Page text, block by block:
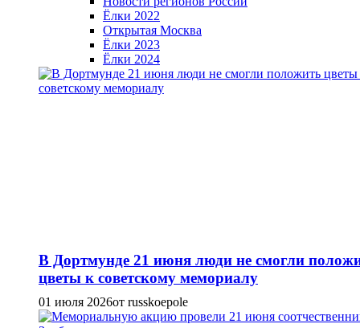
Ёлки 2022
Открытая Москва
Ёлки 2023
Ёлки 2024
В Дортмунде 21 июня люди не смогли
цветы к советскому мемориалу
01 июля 2026от russkoepole